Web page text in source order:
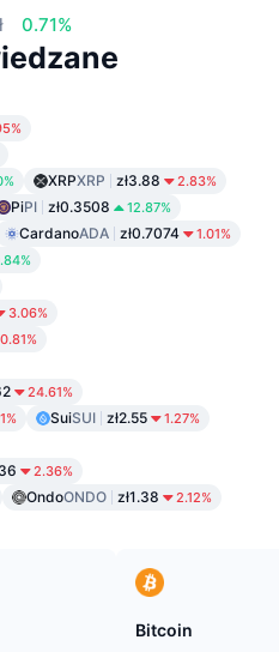
0.71%
XRPXRP zł3.88 2.83%
PiPI zł0.3508 12.87%
CardanoADA zł0.7074 1.01%
3.06%
0.81%
24.61%
SuiSUI zł2.55 1.27%
2.36%
OndoONDO zł1.38 2.12%
Bitcoin